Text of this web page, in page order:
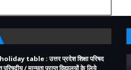
table : उत्तर प्रदेश शिक्षा परिषद
परिषदीय / मान्यता प्राप्त विद्यालयों के लिये